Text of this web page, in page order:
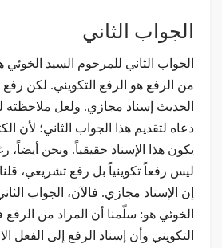
الجواب الثاني
الجواب الثاني للمرحوم السيد الخوئي
من الرفع هو الرفع التكويني. لكن
الحديث إسناد مجازي. ولعل ملاحظته
دعاه لتقديم هذا الجواب الثاني؛ لأن
يكون هذا الإسناد حقيقياً. ونحن أيضاً،
ليس رفعاً تكوينياً بل رفع تشريعي،
إن الإسناد مجازي. فالآن، الجواب
الخوئي هو: سلّمنا أن المراد من
التكويني وأن إسناد الرفع إلى الفعل